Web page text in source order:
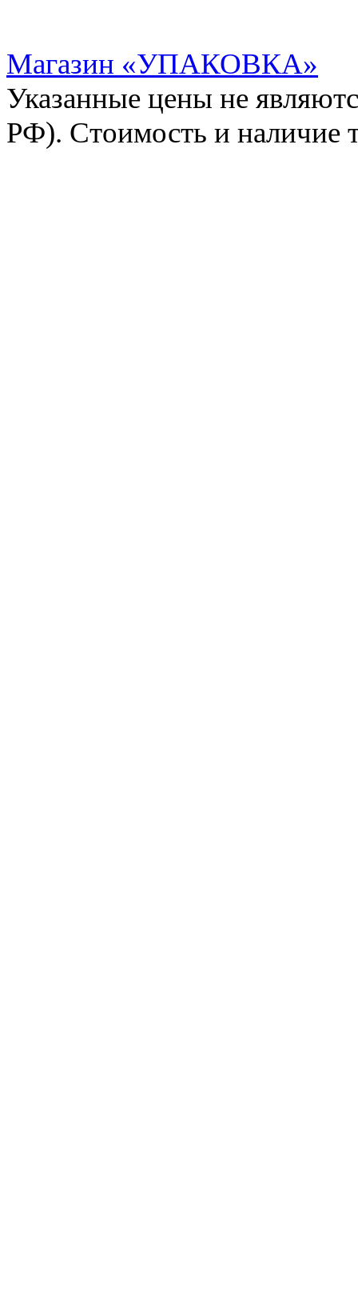
Магазин «УПАКОВКА»
Указанные цены не
РФ). Стоимость и наличие